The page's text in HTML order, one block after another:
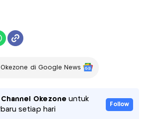
Okezone di Google News
Okezone untuk
setiap hari
Follow